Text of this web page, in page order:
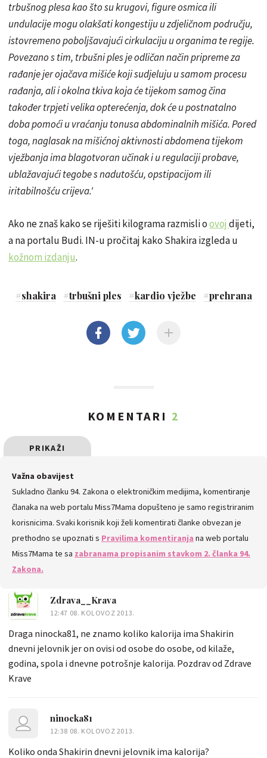
trbušnog plesa kao što su krugovi, figure osmica ili
undulacije mogu olakšati kongestiju u zdjeličnom području,
istovremeno poboljšavajući cirkulaciju u organima te regije.
Povezano s tim, trbušni ples je odličan način pripreme za
rađanje jer ojačava mišiće koji sudjeluju u samom procesu
rađanja, ali i okolna tkiva koja će tijekom samog čina
također trpjeti velika opterećenja, dok će u postnatalno
doba pomoći u vraćanju tonusa abdominalnih mišića. Pored
toga, naglasak na mišićnoj aktivnosti abdomena tijekom
vježbanja ima blagotvoran učinak i u regulaciji probave,
ublažavajući tegobe s nadutošću, opstipacijom ili
iritabilnošću crijeva.'
Ako ne znaš kako se riješiti kilograma razmisli oovoj dijeti,
a na portalu Budi. IN-u pročitaj kako Shakira izgleda u
kožnom izdanju.
#shakira #trbušni ples #kardio vježbe #prehrana
KOMENTARI 2
PRIKAŽI
SVE
KOMENTARE
Važna obavijest
Sukladno članku 94. Zakona o elektroničkim medijima, komentiranje
članaka na web portalu Miss7Mama dopušteno je samo registriranim
korisnicima. Svaki korisnik koji želi komentirati članke obvezan je
prethodno se upoznati s Pravilima komentiranja na web portalu
Miss7Mama te sa zabranama propisanim stavkom 2. članka 94.
Zakona.
Zdrava__Krava
12:47 08. KOLOVOZ 2013.
Draga ninocka81, ne znamo koliko kalorija ima Shakirin
dnevni jelovnik jer on ovisi od osobe do osobe, od kilaže,
godina, spola i dnevne potrošnje kalorija. Pozdrav od Zdrave
Krave
ninocka81
12:38 08. KOLOVOZ 2013.
Koliko onda Shakirin dnevni jelovnik ima kalorija?